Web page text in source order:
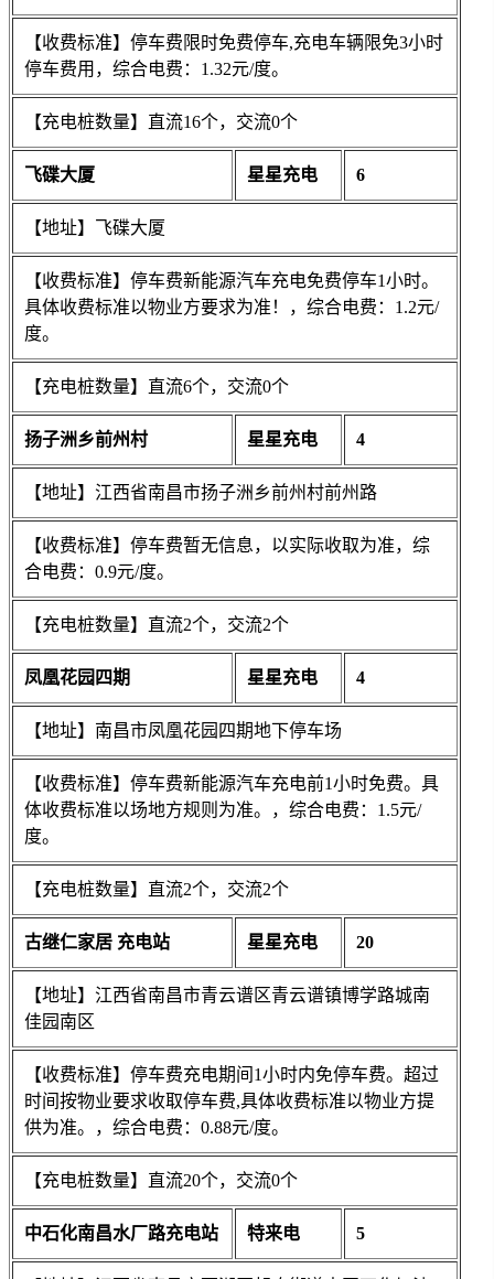
【收费标准】停车费限时免费停车,充电车辆限免3小时
停车费用，综合电费：1.32元/度。
【充电桩数量】直流16个，交流0个
飞碟大厦 星星充电 6
【地址】飞碟大厦
【收费标准】停车费新能源汽车充电免费停车1小时。
具体收费标准以物业方要求为准！，综合电费：1.2元/
度。
【充电桩数量】直流6个，交流0个
扬子洲乡前州村 星星充电 4
【地址】江西省南昌市扬子洲乡前州村前州路
【收费标准】停车费暂无信息，以实际收取为准，综
合电费：0.9元/度。
【充电桩数量】直流2个，交流2个
凤凰花园四期 星星充电 4
【地址】南昌市凤凰花园四期地下停车场
【收费标准】停车费新能源汽车充电前1小时免费。具
体收费标准以场地方规则为准。，综合电费：1.5元/
度。
【充电桩数量】直流2个，交流2个
古继仁家居 充电站 星星充电 20
【地址】江西省南昌市青云谱区青云谱镇博学路城南
佳园南区
【收费标准】停车费充电期间1小时内免停车费。超过
时间按物业要求收取停车费,具体收费标准以物业方提
供为准。，综合电费：0.88元/度。
【充电桩数量】直流20个，交流0个
中石化南昌水厂路充电站 特来电 5